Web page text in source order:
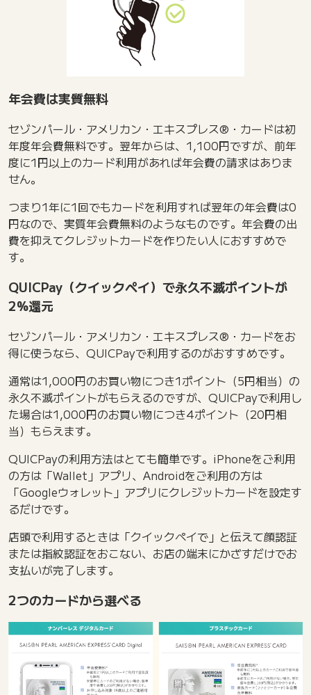
年会費は実質無料
セゾンパール・アメリカン・エキスプレス®・カードは初
年度年会費無料です。翌年からは、1,100円ですが、前年
度に1円以上のカード利用があれば年会費の請求はありま
せん。
つまり1年に1回でもカードを利用すれば翌年の年会費は0
円なので、実質年会費無料のようなものです。年会費の出
費を抑えてクレジットカードを作りたい人におすすめで
す。
QUICPay（クイックペイ）で永久不滅ポイントが
2%還元
セゾンパール・アメリカン・エキスプレス®・カードをお
得に使うなら、QUICPayで利用するのがおすすめです。
通常は1,000円のお買い物につき1ポイント（5円相当）の
永久不滅ポイントがもらえるのですが、QUICPayで利用し
た場合は1,000円のお買い物につき4ポイント（20円相
当）もらえます。
QUICPayの利用方法はとても簡単です。iPhoneをご利用
の方は「Wallet」アプリ、Androidをご利用の方は
「Googleウォレット」アプリにクレジットカードを設定す
るだけです。
店頭で利用するときは「クイックペイで」と伝えて顔認証
または指紋認証をおこない、お店の端末にかざすだけでお
支払いが完了します。
2つのカードから選べる